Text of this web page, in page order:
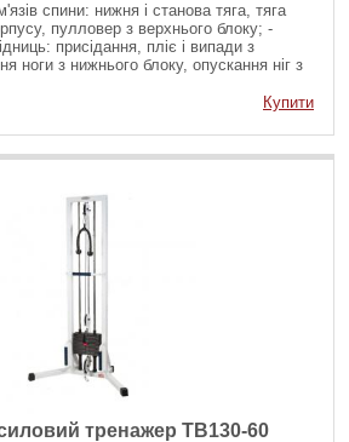
спини: нижня і станова тяга, тяга
пулловер з верхнього блоку; -
присідання, пліє і випади з
ноги з нижнього блоку, опускання ніг з
рук на трицепс з різноманітними
черевного преса: скручування на
на косі м'язи як з верхнього так і з
Купити
силовий тренажер TB130-60